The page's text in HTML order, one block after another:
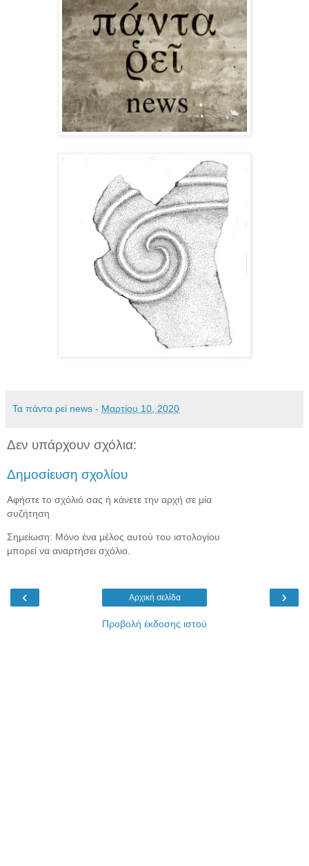
Τα πάντα ρεί news - Μαρτίου 10, 2020
Δεν υπάρχουν σχόλια:
Δημοσίευση σχολίου
Αφήστε το σχόλιό σας ή κάνετε την αρχή σε μία
συζήτηση
Σημείωση: Μόνο ένα μέλος αυτού του ιστολογίου
μπορεί να αναρτήσει σχόλιο.
‹ ›
Αρχική σελίδα
Προβολή έκδοσης ιστού